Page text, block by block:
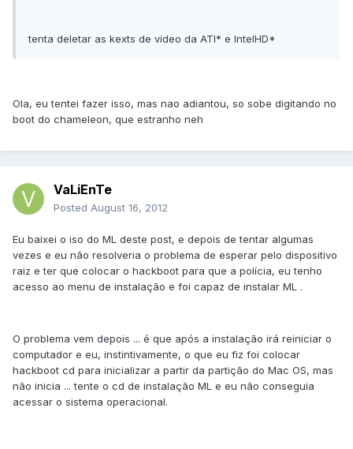
tenta deletar as kexts de video da ATI* e IntelHD*
Ola, eu tentei fazer isso, mas nao adiantou, so sobe digitando no
boot do chameleon, que estranho neh
VaLiEnTe
Posted August 16, 2012
Eu baixei o iso do ML deste post, e depois de tentar algumas
vezes e eu não resolveria o problema de esperar pelo dispositivo
raiz e ter que colocar o hackboot para que a polícia, eu tenho
acesso ao menu de instalação e foi capaz de instalar ML .
O problema vem depois ... é que após a instalação irá reiniciar o
computador e eu, instintivamente, o que eu fiz foi colocar
hackboot cd para inicializar a partir da partição do Mac OS, mas
não inicia ... tente o cd de instalação ML e eu não conseguia
acessar o sistema operacional.